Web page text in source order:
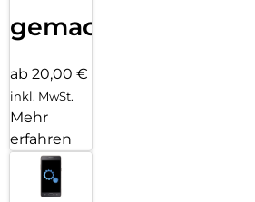
gemacht!
ab 20,00 €
inkl. MwSt.
Mehr
erfahren